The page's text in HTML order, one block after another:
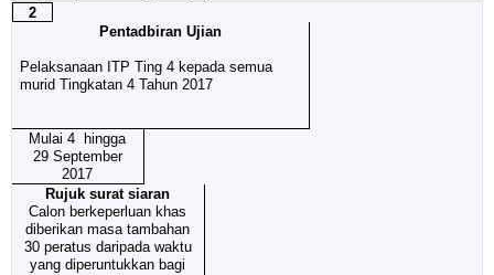
2
Pentadbiran Ujian
Pelaksanaan ITP Ting 4 kepada semua
murid Tingkatan 4 Tahun 2017
Mulai 4 hingga
29 September
2017
Rujuk surat siaran
Calon berkeperluan khas
diberikan masa tambahan
30 peratus daripada waktu
yang diperuntukkan bagi